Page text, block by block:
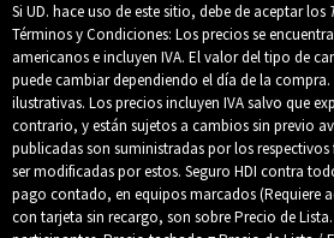
Si UD. hace uso de este sitio, debe de aceptar los
Términos y Condiciones: Los precios se
americanos e incluyen IVA. El valor del tipo de
puede cambiar dependiendo el día de la
ilustrativas. Los precios incluyen IVA salvo que
contrario, y están sujetos a cambios sin previo
publicadas son suministradas por los respectivos
ser modificadas por estos. Seguro HDI contra
pago contado, en equipos marcados (Requiere
con tarjeta sin recargo, son sobre Precio de